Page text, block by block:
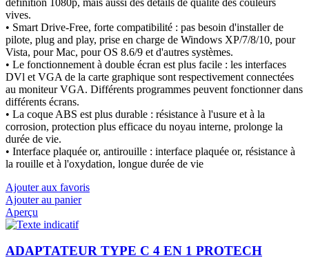
vives.
• Smart Drive-Free, forte compatibilité : pas besoin d'installer de
pilote, plug and play, prise en charge de Windows XP/7/8/10, pour
Vista, pour Mac, pour OS 8.6/9 et d'autres systèmes.
• Le fonctionnement à double écran est plus facile : les interfaces
DVl et VGA de la carte graphique sont respectivement connectées
au moniteur VGA. Différents programmes peuvent fonctionner dans
différents écrans.
• La coque ABS est plus durable : résistance à l'usure et à la
corrosion, protection plus efficace du noyau interne, prolonge la
durée de vie.
• Interface plaquée or, antirouille : interface plaquée or, résistance à
la rouille et à l'oxydation, longue durée de vie
Ajouter aux favoris
Ajouter au panier
Aperçu
ADAPTATEUR TYPE C 4 EN 1 PROTECH